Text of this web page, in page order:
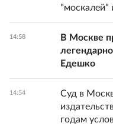
"москалей"
14:58
В Москве
Едешко
14:54
Суд в
годам